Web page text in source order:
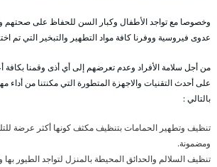
وخصوصا مع تواجد الأطفال وكبار السن للحفاظ على
عدوى فيروسية ووفرنا كافة مواد التطهير والتبخير التي تم
من أجل سلامة الأفراد وعدم تعرضهم إلى أي أذى وقمنا
على أحدث التقنيات والاجهزة المتطورة التي مكنتنا من أداء
بالتالي :
تنظيف وتطهير الحمامات بتنظيف مكثف كونها أكثر عرضة
ومضمونة.
تنظيف السلالم والحدائق المحيطة بالمنزل لتواجد الطيور